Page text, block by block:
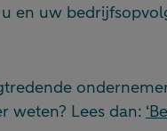
en uw
weten? Lees dan: